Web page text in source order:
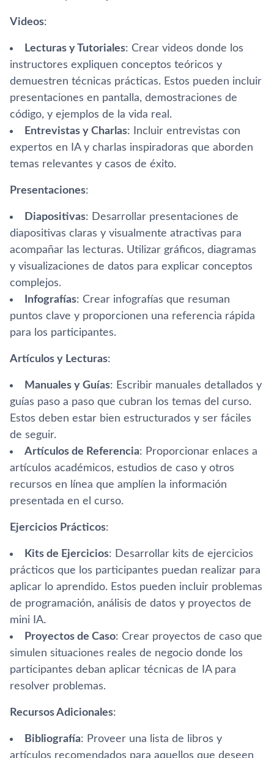
Videos:
Lecturas y Tutoriales: Crear videos donde los
instructores expliquen conceptos teóricos y
demuestren técnicas prácticas. Estos pueden incluir
presentaciones en pantalla, demostraciones de
código, y ejemplos de la vida real.
Entrevistas y Charlas: Incluir entrevistas con
expertos en IA y charlas inspiradoras que aborden
temas relevantes y casos de éxito.
Presentaciones:
Diapositivas: Desarrollar presentaciones de
diapositivas claras y visualmente atractivas para
acompañar las lecturas. Utilizar gráficos, diagramas
y visualizaciones de datos para explicar conceptos
complejos.
Infografías: Crear infografías que resuman
puntos clave y proporcionen una referencia rápida
para los participantes.
Artículos y Lecturas:
Manuales y Guías: Escribir manuales detallados y
guías paso a paso que cubran los temas del curso.
Estos deben estar bien estructurados y ser fáciles
de seguir.
Artículos de Referencia: Proporcionar enlaces a
artículos académicos, estudios de caso y otros
recursos en línea que amplíen la información
presentada en el curso.
Ejercicios Prácticos:
Kits de Ejercicios: Desarrollar kits de ejercicios
prácticos que los participantes puedan realizar para
aplicar lo aprendido. Estos pueden incluir problemas
de programación, análisis de datos y proyectos de
mini IA.
Proyectos de Caso: Crear proyectos de caso que
simulen situaciones reales de negocio donde los
participantes deban aplicar técnicas de IA para
resolver problemas.
Recursos Adicionales:
Bibliografía: Proveer una lista de libros y
artículos recomendados para aquellos que deseen